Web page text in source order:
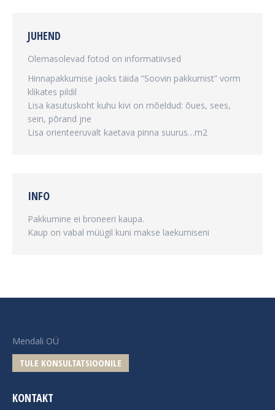
JUHEND
Olemasolevad fotod on informatiivsed
Hinnapakkumise jaoks täida “Soovin pakkumist” vorm
klikates pildil
Lisa kasutuskoht kuhu kivi on mõeldud: õues, sees,
sein, põrand jne
Lisa orienteeruvalt kaetava pinna suurus…m2
INFO
Pakkumine ei broneeri kaupa.
Kaup on vabal müügil kuni makse laekumiseni
Mendali OÜ
TULE KONSULTATSIOONILE
KONTAKT